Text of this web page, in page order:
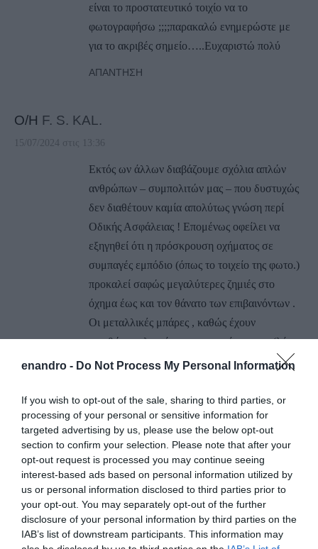
enandro - Do Not Process My Personal Information
If you wish to opt-out of the sale, sharing to third parties, or
processing of your personal or sensitive information for
targeted advertising by us, please use the below opt-out
section to confirm your selection. Please note that after your
opt-out request is processed you may continue seeing
interest-based ads based on personal information utilized by
us or personal information disclosed to third parties prior to
your opt-out. You may separately opt-out of the further
disclosure of your personal information by third parties on the
IAB’s list of downstream participants. This information may
είναι το προστατευτικό τοιχίο να το
φωτογραφήσω ;;;;παρακαλώ ενημερώστε με
για το ακριβές σημείο…..Ευχαριστώ πολύ
ΑΠΆΝΤΗΣΗ
Ο/Η F. S. KAL.
15/07/2024 στις 13:36
Εκτός ων άλλων διαβάζουμε σχόλια απλών
ανθρώπων – συμπολιτών μας – που δυστυχώς
δεν διαθέτουν καμία απολύτως γνώση περί
Οδικής Ασφάλειας ! Επομένως οφείλει να
εξηγηθεί ότι η πρόσκρουση οχήματος σε
συμπαγές εμπόδιο (όπως το τοιχείο της φωτο.)
προκαλεί σαφώς μεγαλύτερες ζημιές στο
όχημα έως και τον θάνατο των επιβαινόντων .
Οι μεταλλικές μπάρες , καθώς έχουν
περιθώρια ελεγχόμενης παραμόρφωσης (λόγω
του υλικού αλλά και της πάκτωσης τους στο
και η ελαχιστοποίηση της Ορμής πρόσκρουσης
, οπότε και οι ζημιές στο όχημα θα είναι
μικρότερες και ο τραυματισμός των
επιβαινόντων σε αυτό ελαφρύτερος .
Παρακολουθήστε και την τηλεοπτική εκπομπή
του πρώην οδηγού Αγώνων κύριου Στεφανή ,
για να μάθετε κάποια βασικά για την Οδική
Ασφάλεια !